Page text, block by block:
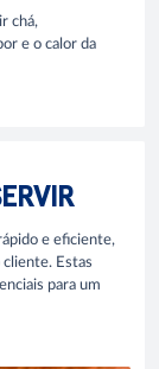
chá,
e o calor da
e eficiente,
Estas
para um